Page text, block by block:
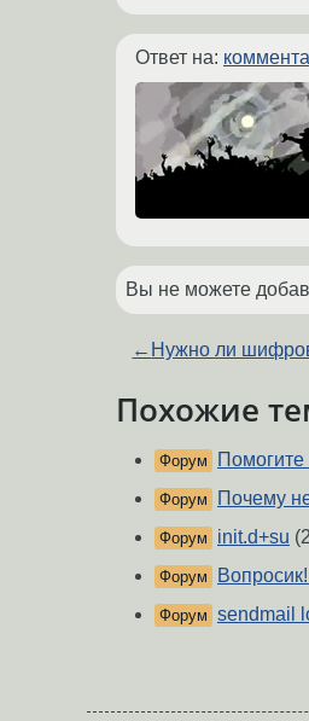
Ответ на:
Вы не можете
← Нужно ли
Похожие
Форум Помогите
Форум Почему
Форум init.d+su
Форум
Форум sendmail